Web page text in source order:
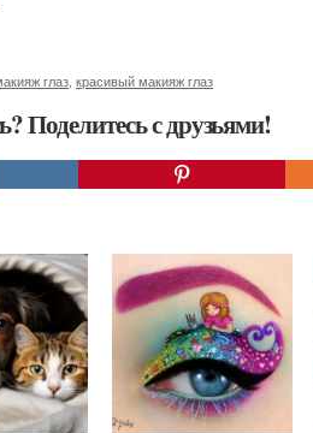
глаз красивый макияж глаз
Поделитесь с друзьями!